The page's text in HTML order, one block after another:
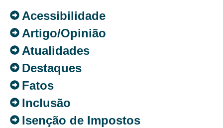
Acessibilidade
Artigo/Opinião
Atualidades
Destaques
Fatos
Inclusão
Isenção de Impostos